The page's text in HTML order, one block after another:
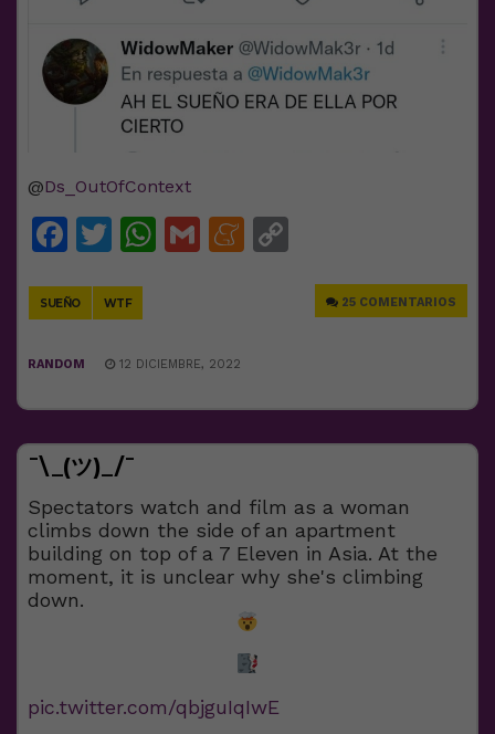
@Ds_OutOfContext
Facebook
Twitter
WhatsApp
GmailMeneame
SUEÑO WTF 25 COMENTARIOS
RANDOM 12 DICIEMBRE, 2022
¯\_(ツ)_/¯
Spectators watch and film as a woman
climbs down the side of an apartment
building on top of a 7 Eleven in Asia. At the
moment, it is unclear why she's climbing
down.
pic.twitter.com/qbjguIqIwE